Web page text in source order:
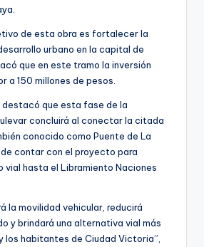
de esta obra es fortalecer la
urbano en la capital de
que en este tramo la inversión
a 150 millones de pesos.
destacó que esta fase de la
concluirá al conectar la citada
conocido como Puente de La
contar con el proyecto para
vial hasta el Libramiento Naciones
la movilidad vehicular, reducirá
y brindará una alternativa vial más
los habitantes de Ciudad Victoria”,